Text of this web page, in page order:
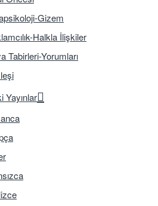
Gizem
Halkla İlişkiler
Tabirleri-Yorumları
Yayınlar